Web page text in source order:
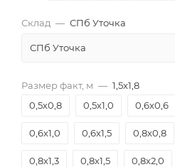
Склад — СПб Уточка
СПб Уточка
Размер факт, м — 1,5х1,8
0,5х0,8
0,5х1,0 0,6х0,6
0,6х1,0 0,6х1,5 0,8х0,8
0,8х1,3 0,8х1,5 0,8х2,0